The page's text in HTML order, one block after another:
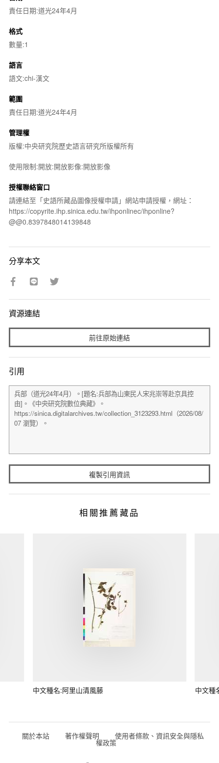
責任日期:道光24年4月
格式
數量:1
語言
語文:chi-漢文
範圍
責任日期:道光24年4月
管理權
版權:中央研究院歷史語言研究所版權所有
使用限制:開放:開放影像:開放影像
授權聯絡窗口
請連結至「史語所藏品圖像授權申請」網站申請授權，網址：
https://copyrite.ihp.sinica.edu.tw/ihponlinec/ihponline?
@@0.8397848014139848
分享本文
資源連結
前往原始連結
引用
複製引用資訊
相關推薦藏品
中文種名:阿里山清風藤 中文種
關於本站 著作權聲明 使用者條款、資訊安全與隱私
權政策